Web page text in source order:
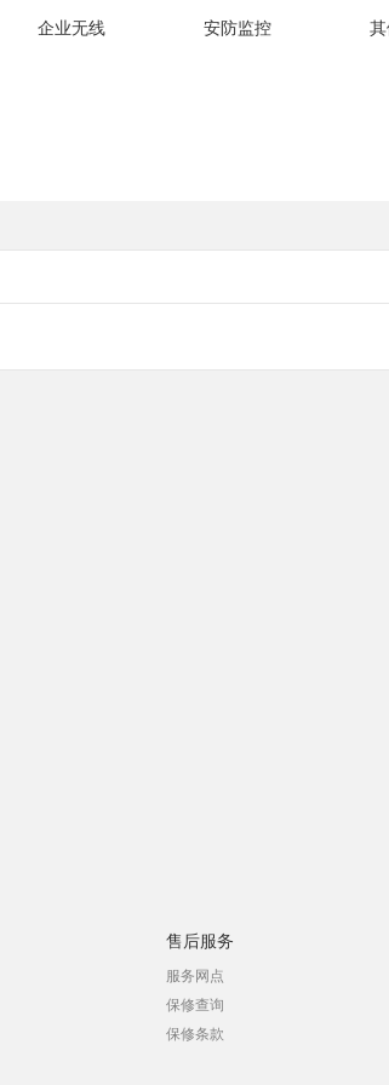
企业无线 安防监控
售后服务
服务网点
保修查询
保修条款